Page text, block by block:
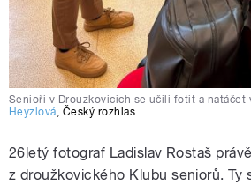
Senioři v Drouzkovicich se učili fotit a natáčet
Heyzlová, Český rozhlas
26letý fotograf Ladislav Rostaš
z droužkovického Klubu seniorů. Ty